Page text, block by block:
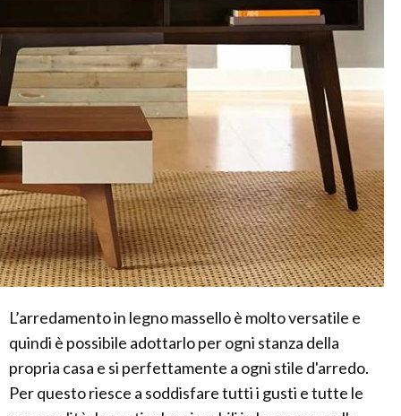
L’arredamento in legno massello è molto versatile e
quindi è possibile adottarlo per ogni stanza della
propria casa e si perfettamente a ogni stile d'arredo.
Per questo riesce a soddisfare tutti i gusti e tutte le